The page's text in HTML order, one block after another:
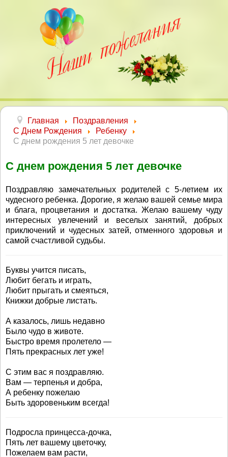
Главная
Поздравления
С Днем Рождения
Ребенку
С днем рождения 5 лет девочке
С днем рождения 5 лет девочке
Поздравляю замечательных родителей с 5-летием их
чудесного ребенка. Дорогие, я желаю вашей семье мира
и блага, процветания и достатка. Желаю вашему чуду
интересных увлечений и веселых занятий, добрых
приключений и чудесных затей, отменного здоровья и
самой счастливой судьбы.
Буквы учится писать,
Любит бегать и играть,
Любит прыгать и смеяться,
Книжки добрые листать.
А казалось, лишь недавно
Было чудо в животе.
Быстро время пролетело —
Пять прекрасных лет уже!
С этим вас я поздравляю.
Вам — терпенья и добра,
А ребенку пожелаю
Быть здоровеньким всегда!
Подросла принцесса-дочка,
Пять лет вашему цветочку,
Пожелаем вам расти,